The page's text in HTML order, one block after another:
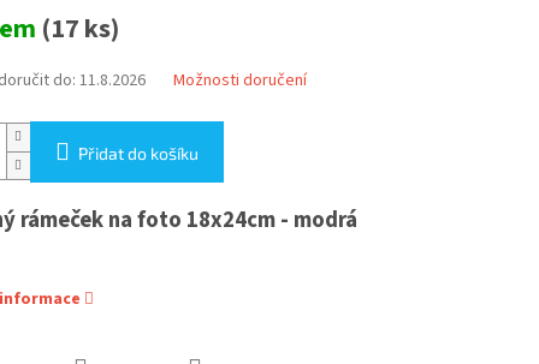
(17 ks)
do: 11.8.2026 Možnosti doručení
Přidat do košíku
rámeček na foto 18x24cm - modrá